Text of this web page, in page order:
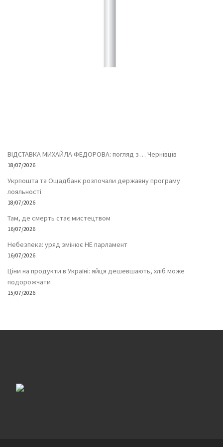
ВІДСТАВКА МИХАЙЛА ФЕДОРОВА: погляд з… Чернівців
18/07/2026
Укрпошта та Ощадбанк розпочали державну програму
лояльності
18/07/2026
Там, де смерть стає мистецтвом
16/07/2026
Небезпека: уряд змінює НЕ парламент
16/07/2026
Ціни на продукти в Україні: яйця дешевшають, хліб може
подорожчати
15/07/2026